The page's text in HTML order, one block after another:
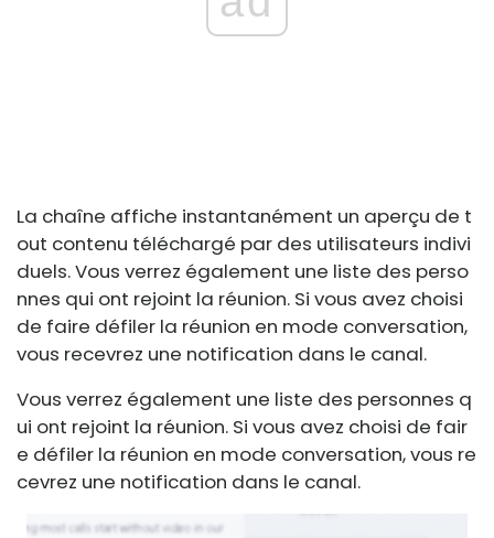
La chaîne affiche instantanément un aperçu de t
out contenu téléchargé par des utilisateurs indivi
duels. Vous verrez également une liste des perso
nnes qui ont rejoint la réunion. Si vous avez choisi
de faire défiler la réunion en mode conversation,
vous recevrez une notification dans le canal.
Vous verrez également une liste des personnes q
ui ont rejoint la réunion. Si vous avez choisi de fair
e défiler la réunion en mode conversation, vous re
cevrez une notification dans le canal.